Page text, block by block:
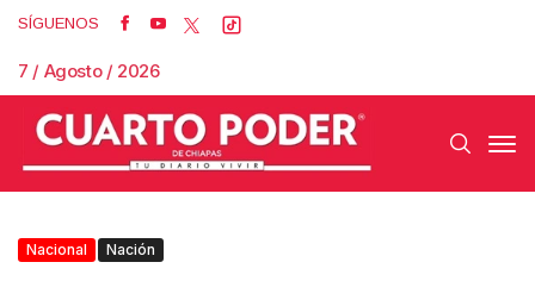
SÍGUENOS
7 / Agosto / 2026
Nacional Nación